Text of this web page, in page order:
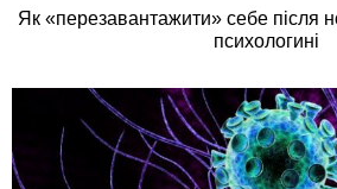
Як «перезавантажити» себе після
психологині